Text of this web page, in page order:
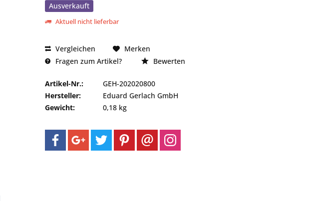
Ausverkauft
Aktuell nicht lieferbar
Vergleichen
Merken
Fragen zum Artikel?
Bewerten
Artikel-Nr.:
GEH-202020800
Hersteller:
Eduard Gerlach GmbH
Gewicht:
0,18 kg